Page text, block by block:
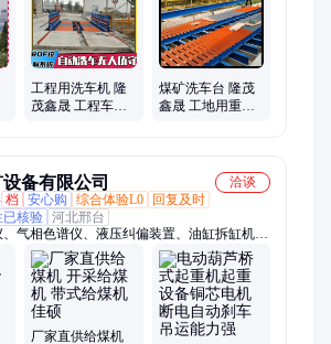
、滚轴排泥、洗车平台、滚轴自动、洗车设备
工程用洗车机 隆
茂鑫晟 工程车轮
煤矿洗车台 隆茂
鑫晟 工地用重型
备有限公司
洽谈
档 安心购 综合体验L0
回复及时
已核验 河北邢台
气相色谱仪、液压纠偏装置、油缸拆缸机、
、雾炮机、岩心切割机、矿浆取样机、工地洗
推杆、镀锌电缆挂钩、顶空进样器、氢气发生
条、防溢裙板、防爆电阻箱、皮带探伤仪、钻
室门、防水密闭门、无压风门、内燃螺栓扳
厂家直供给煤机